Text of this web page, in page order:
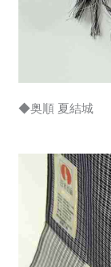
◆奥順 夏結城